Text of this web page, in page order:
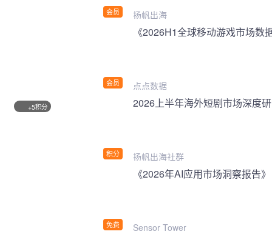
会员 扬帆出海
会员
《2026H1全球移动游戏市场数
点点数据
+5积分
积分
2026上半年海外短剧市场深度
扬帆出海社群
免费
《2026年AI应用市场洞察报告》
Sensor Tower